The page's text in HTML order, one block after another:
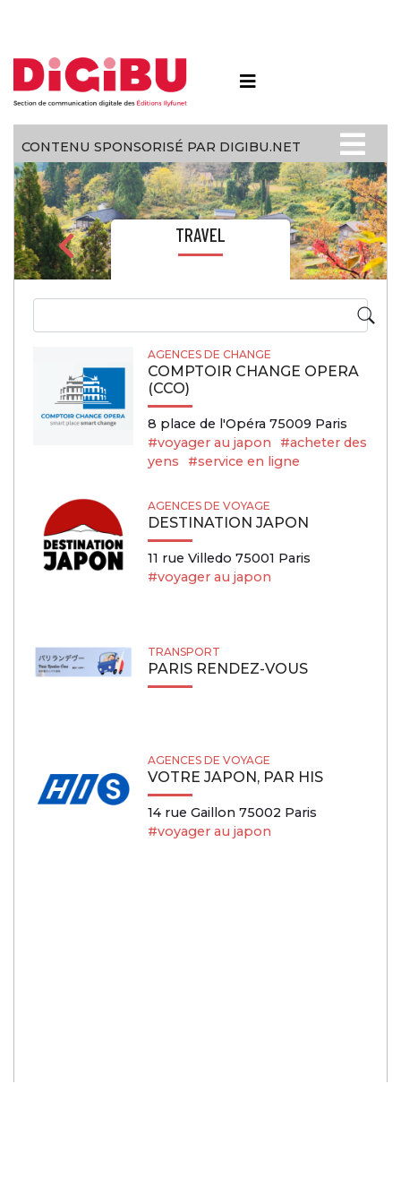
CONTENU SPONSORISÉ PAR DIGIBU.NET
TRAVEL
AGENCES DE CHANGE
COMPTOIR CHANGE OPERA
(CCO)
8 place de l'Opéra 75009 Paris
#voyager au japon
#acheter des
yens
#service en ligne
AGENCES DE VOYAGE
DESTINATION JAPON
11 rue Villedo 75001 Paris
#voyager au japon
TRANSPORT
PARIS RENDEZ-VOUS
AGENCES DE VOYAGE
VOTRE JAPON, PAR HIS
14 rue Gaillon 75002 Paris
#voyager au japon